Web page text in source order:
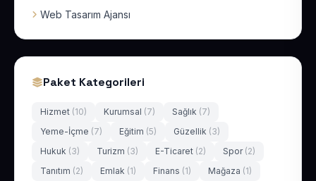
Web Tasarım Ajansı
Paket Kategorileri
Hizmet (10) Kurumsal (7) Sağlık (7)
Yeme-İçme (7) Eğitim (5) Güzellik (3)
Hukuk (3) Turizm (3) E-Ticaret (2) Spor (2)
Tanıtım (2) Emlak (1) Finans (1) Mağaza (1)